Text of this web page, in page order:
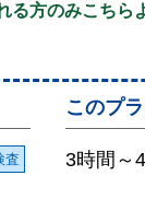
る方のみこちら
このプ
3時間～
査